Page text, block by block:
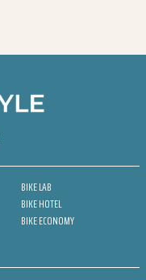
BIKE LAB
BIKE HOTEL
BIKE ECONOMY